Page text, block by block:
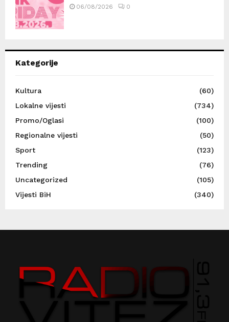
06/08/2026 0
Kategorije
Kultura
(60)
Lokalne vijesti
(734)
Promo/Oglasi
(100)
Regionalne vijesti
(50)
Sport
(123)
Trending
(76)
Uncategorized
(105)
Vijesti BiH
(340)